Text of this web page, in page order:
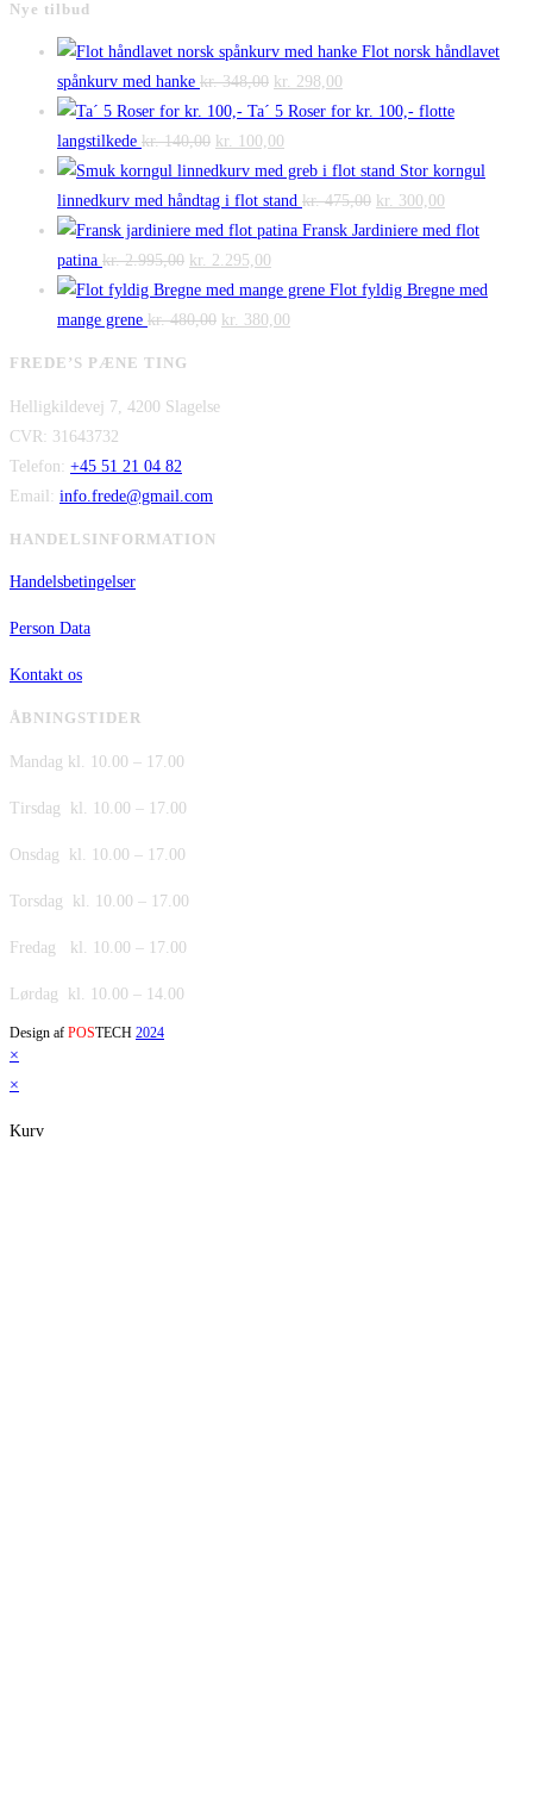
Nye tilbud
Flot norsk håndlavet
spånkurv med hanke kr.348,00 Den
oprindelige
pris
var:
kr. 348,00.
kr. 298,00
aktuelle
er:
kr. 298,00.
Ta´ 5 Roser for kr. 100,- flotte
langstilkede kr.140,00 Den
oprindelige
pris
var:
kr. 140,00.
kr. 100,00
aktuelle
pris
er:
Stor korngul
linnedkurv med håndtag i flot stand kr.475,00 Den
oprindelige
var:
kr. 300,00
aktuelle
er:
Fransk Jardiniere med flot
patina kr.2.995,00 Den
oprindelige
pris
kr. 2.295,00
aktuelle
pris
Flot fyldig Bregne med
mange grene kr.480,00 Den
kr. 380,00
FREDE’S PÆNE TING
Helligkildevej 7, 4200 Slagelse
CVR: 31643732
Telefon: +45 51 21 04 82
Email: info.frede@gmail.com
HANDELSINFORMATION
Handelsbetingelser
Person Data
Kontakt os
ÅBNINGSTIDER
Mandag kl. 10.00 – 17.00
Tirsdag kl. 10.00 – 17.00
Onsdag kl. 10.00 – 17.00
Torsdag kl. 10.00 – 17.00
Fredag kl. 10.00 – 17.00
Lørdag kl. 10.00 – 14.00
Design af POSTECH 2024
×
×
Kurv